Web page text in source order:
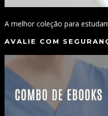
A melhor coleção para
AVALIE COM